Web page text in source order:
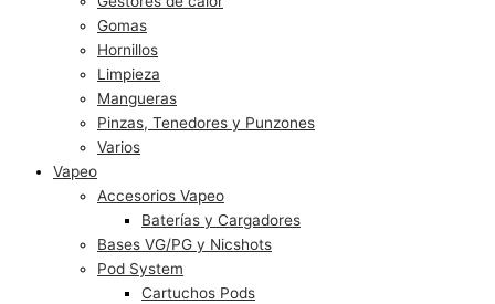
Gomas
Hornillos
Limpieza
Mangueras
Pinzas, Tenedores y Punzones
Varios
Vapeo
Accesorios Vapeo
Baterías y Cargadores
Bases VG/PG y Nicshots
Pod System
Cartuchos Pods